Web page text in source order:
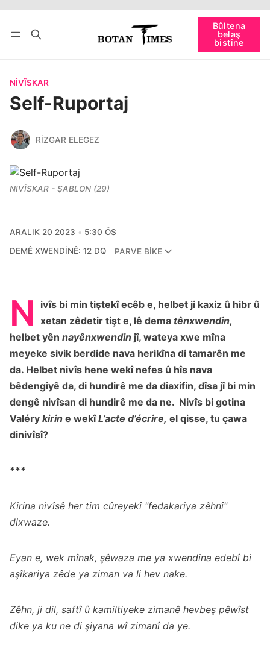
Bûltena
belaş
bistîne
bişopîne
NIVÎSKAR
Self-Ruportaj
RIZGAR ELEGEZ
NIVÎSKAR - ŞABLON (29)
ARALIK 20 2023
5:30 ÖS
DEMÊ XWENDINÊ: 12 DQ
PARVE BIKE
N
ivîs bi min tiştekî ecêb e, helbet ji kaxiz û hibr û
xetan zêdetir tişt e, lê dema tênxwendin,
helbet yên nayênxwendin jî, wateya xwe mîna
meyeke sivik berdide nava herikîna di tamarên me
da. Helbet nivîs hene wekî nefes û hîs nava
bêdengiyê da, di hundirê me da diaxifin, dîsa jî bi min
dengê nivîsan di hundirê me da ne. Nivîs bi gotina
Valéry kirin e wekîL’acte d’écrire, el qisse, tu çawa
dinivîsî?
***
Kirina nivîsê her tim cûreyekî "fedakariya zêhnî"
dixwaze.
Eyan e, wek mînak, şêwaza me ya xwendina edebî bi
aşîkariya zêde ya ziman va li hev nake.
Zêhn, ji dil, saftî û kamiltiyeke zimanê hevbeş pêwîst
dike ya ku ne di şiyana wî zimanî da ye.